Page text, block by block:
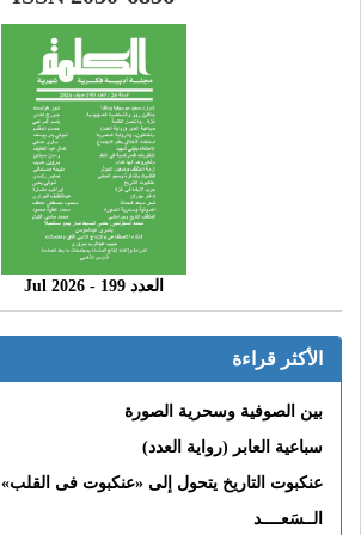
العدد 199 - 2026 Jul
الأكثر قراءة
بين الصوفية وسحرية الصورة
سباعية العابر (رواية العدد)
عنكبوت التاريخ يتحول إلى «عنكبوت فى القلب»
الــسَعــــد